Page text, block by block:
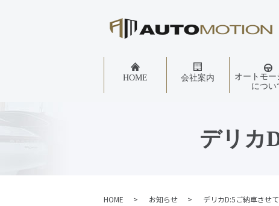
HOME 会社案内
オートモー
につい
デリカ
HOME お知らせ デリカD:5ご納車させ